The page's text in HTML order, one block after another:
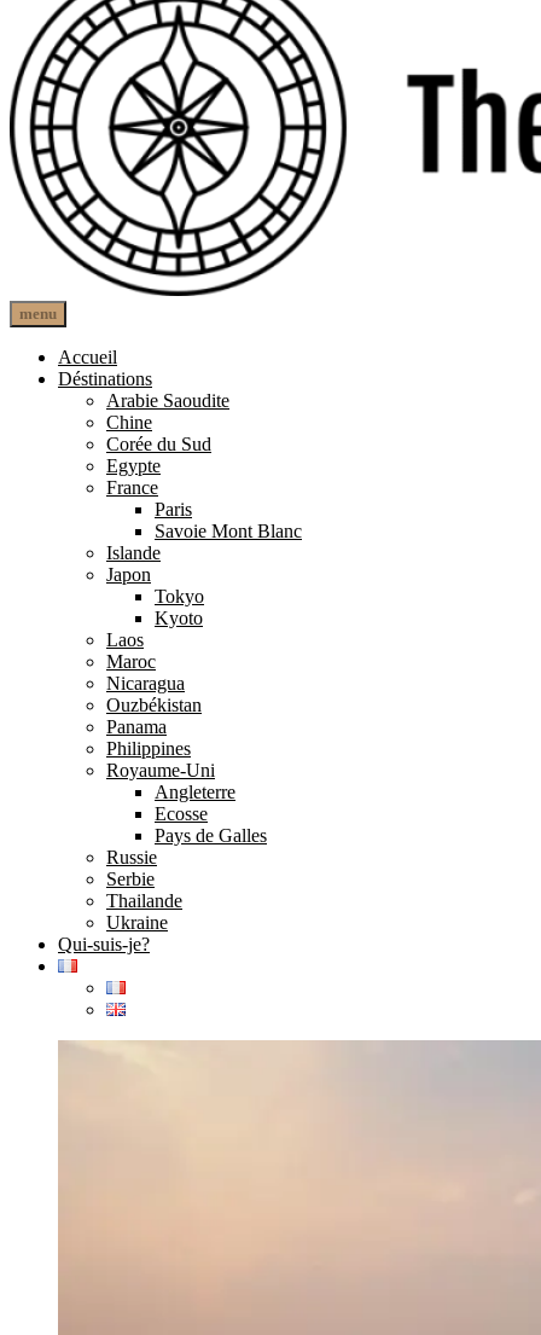
content
The Other Paths
Une autre route
open
search
form
close
search
form
menu
Accueil
Déstinations
Arabie Saoudite
Chine
Corée du Sud
Egypte
France
Paris
Savoie Mont Blanc
Islande
Japon
Tokyo
Kyoto
Laos
Maroc
Nicaragua
Ouzbékistan
Panama
Philippines
Royaume-Uni
Angleterre
Ecosse
Pays de Galles
Russie
Serbie
Thailande
Ukraine
Qui-suis-je?